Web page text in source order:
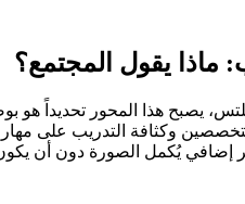
ماذا يقول المجتمع؟